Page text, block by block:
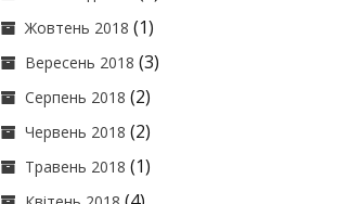
Жовтень 2018 (1)
Вересень 2018 (3)
Серпень 2018 (2)
Червень 2018 (2)
Травень 2018 (1)